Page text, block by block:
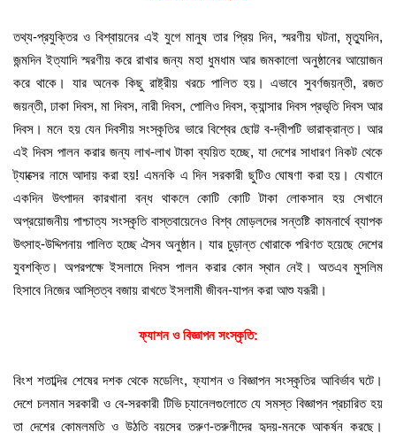
তথ্য-প্রযুক্তির ও বিশ্বায়নের এই যুগে মানুষ তার প্রিয় দিন, স্মরণীয় ঘটনা, মৃত্যুদিন,
জন্মদিন ইত্যাদি স্মরণীয় করে রাখার জন্য মহা ধুমধাম আর জমকালো অনুষ্ঠানের আয়োজন
করে থাকে। যার অনেক কিছু রাষ্ট্রীয় খরচে পালিত হয়। এভাবে সুবর্ণজয়ন্তী, রজত
জয়ন্তী, ঢাকা দিবস, মা দিবস, নারী দিবস, পোলিও দিবস, ক্যান্সার দিবস প্রভৃতি দিবস আর
দিবস। মনে হয় যেন দিবসীয় সংস্কৃতির ভারে বিশ্বের ছোট্ট ব-দ্বীপটি ভারাক্রান্ত। আর
এই দিবস পালন করার জন্য লাখ-লাখ টাকা ব্যয়িত হচ্ছে, যা দেশের সাধারণ নিকট থেকে
ট্যাক্সের নামে আদায় করা হয়! এমনকি এ দিন সরকারী ছুটিও ঘোষণা করা হয়। যেখানে
একদিন উৎপাদন কারখানা বন্ধ থাকলে কোটি কোটি টাকা লোকসান হয় সেখানে
অপ্রয়োজনীয় পাশ্চাত্য সংস্কৃতি বাস্তবায়েনেও বিশ্ব মোড়লদের সন্তষ্টি কামনার্থে ব্যাপক
উৎসাহ-উদ্দিপনায় পালিত হচ্ছে ঐসব অনুষ্ঠান। যার চুড়ান্ত খোরাকে পরিণত হয়েছে দেশের
যুবশক্তি। অপরপক্ষে ইসলামে দিবস পালন করার কোন স্থান নেই। অতএব মুসলিম
হিসাবে নিজের আস্তিত্ব বজায় রাখতে ইসলামী জীবন-যাপন করা আশু যরূরী।
ফ্যাশন ও বিজ্ঞাপন সংস্কৃতি:
বিংশ শতাব্দির শেষের দশক থেকে মডেলিং, ফ্যাশন ও বিজ্ঞাপন সংস্কৃতির আবির্ভাব ঘটে।
দেশে চলমান সরকারী ও বে-সরকারী টিভি চ্যানেলগুলোতে যে সমস্ত বিজ্ঞাপন প্রচারিত হয়
তা দেশের কোমলমতি ও উঠতি বয়সের তরুণ-তরুণীদের হৃদয়-মনকে আকর্ষন করছে।